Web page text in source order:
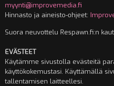
myynti@improvemedia.fi
Hinnasto ja aineisto-ohjeet:
Suora neuvottelu Respawn.fi:n
EVÄSTEET
Käytämme sivustolla evästeitä
käyttökokemustasi. Käyttämällä
tallentamisen laitteellesi.